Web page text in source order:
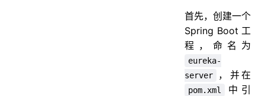
首先，创建一个
Spring Boot 工
程，命名为
eureka-
server
，并在
pom.xml
中引